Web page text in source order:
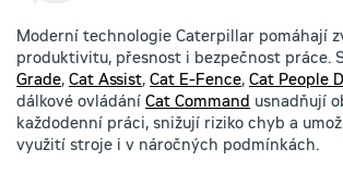
Moderní technologie Caterpillar pomáhají
produktivitu, přesnost i bezpečnost práce.
Grade, Cat Assist, Cat E-Fence, Cat People
dálkové ovládání Cat Command usnadňují
každodenní práci, snižují riziko chyb a
využití stroje i v náročných podmínkách.